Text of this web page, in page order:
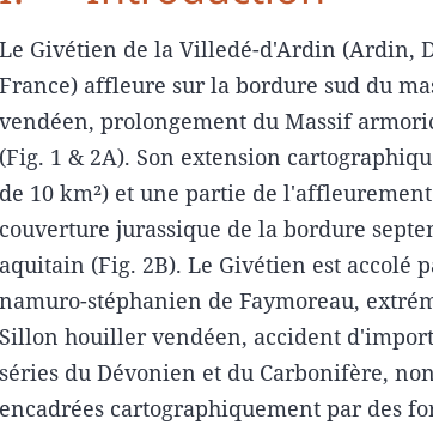
Le Givétien de la Villedé-d'Ardin (Ardin,
France) affleure sur la bordure sud du
vendéen, prolongement du Massif
(Fig. 1 & 2A). Son extension
de 10 km²) et une partie de
couverture jurassique de la bordure
aquitain (Fig. 2B). Le Givétien est accolé
namuro-stéphanien de Faymoreau,
Sillon houiller vendéen, accident
séries du Dévonien et du Carbonifère,
encadrées cartographiquement par des